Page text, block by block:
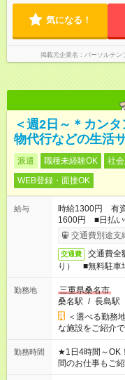
気になる！
掲載元企業名 パーソルテン
＜週2日～＊カン
物代行などの生活
派遣 職種未経験OK 社
WEB登録・面接OK
給与
時給1300円 有
1600円 ■日払い
交通費別途支
交通費
交通費全
り） ■無料駐車
勤務地
三重県桑名市
桑名駅 / 長島駅
＜選べる勤務
な施設をご紹介で
勤務時間
★1日4時間～OK
間のお仕事もご
庭の都合でお休